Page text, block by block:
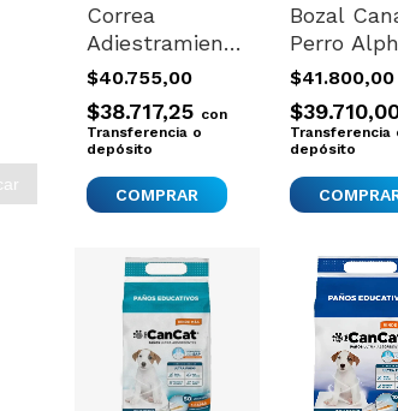
Correa
Adiestramiento
Obediencia
Perros Halti
Training Large
Rojo
$40.755,00
$38.717,25 con
Transferencia o
depósito
Bozal
Perro
Zeus Nº5
Calidad
Comodo
Importado
$41.800,00
Transferencia
depósito